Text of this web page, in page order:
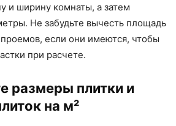
и ширину комнаты, а затем
Не забудьте вычесть площадь
если они имеются, чтобы
при расчете.
размеры плитки и
на м²